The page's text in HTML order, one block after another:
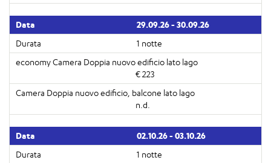
29.09.26 - 30.09.26
1 notte
€ 223
n.d.
02.10.26 - 03.10.26
1 notte